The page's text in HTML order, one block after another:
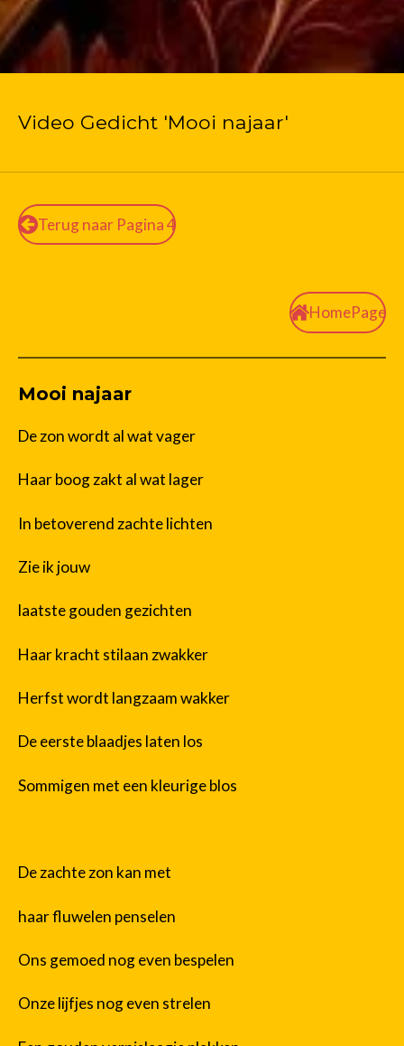
Video Gedicht 'Mooi najaar'
Terug naar Pagina 4
HomePage
Mooi najaar
De zon wordt al wat vager
Haar boog zakt al wat lager
In betoverend zachte lichten
Zie ik jouw
laatste gouden gezichten
Haar kracht stilaan zwakker
Herfst wordt langzaam wakker
De eerste blaadjes laten los
Sommigen met een kleurige blos
De zachte zon kan met
haar fluwelen penselen
Ons gemoed nog even bespelen
Onze lijfjes nog even strelen